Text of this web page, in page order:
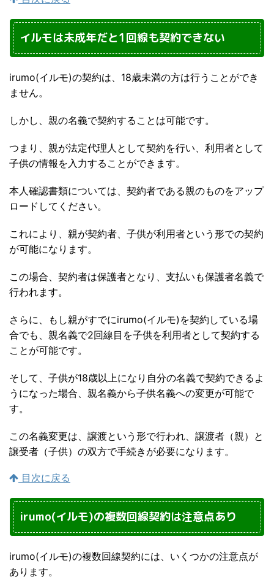
イルモは未成年だと1回線も契約できない
irumo(イルモ)の契約は、18歳未満の方は行うことができ
ません。
しかし、親の名義で契約することは可能です。
つまり、親が法定代理人として契約を行い、利用者として
子供の情報を入力することができます。
本人確認書類については、契約者である親のものをアップ
ロードしてください。
これにより、親が契約者、子供が利用者という形での契約
が可能になります。
この場合、契約者は保護者となり、支払いも保護者名義で
行われます。
さらに、もし親がすでにirumo(イルモ)を契約している場
合でも、親名義で2回線目を子供を利用者として契約する
ことが可能です。
そして、子供が18歳以上になり自分の名義で契約できるよ
うになった場合、親名義から子供名義への変更が可能で
す。
この名義変更は、譲渡という形で行われ、譲渡者（親）と
譲受者（子供）の双方で手続きが必要になります。
目次に戻る
irumo(イルモ)の複数回線契約は注意点あり
irumo(イルモ)の複数回線契約には、いくつかの注意点が
あります。